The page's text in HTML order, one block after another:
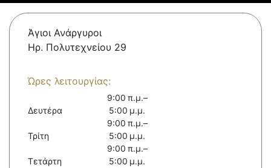
Άγιοι Ανάργυροι
Ηρ. Πολυτεχνείου 29
Ώρες λειτουργίας:
Δευτέρα
9:00 π.μ.–
5:00 μ.μ.
Τρίτη
9:00 π.μ.–
5:00 μ.μ.
Τετάρτη
9:00 π.μ.–
5:00 μ.μ.